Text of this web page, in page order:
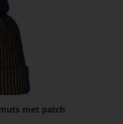
met patch